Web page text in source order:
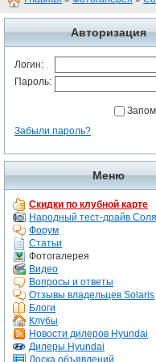
Авторизация
Логин:
Пароль:
Забыли пароль?
Меню
Скидки по клубной карте
Народный тест-драйв
Форум
Статьи
Фотогалерея
Видео
Вопросы и ответы
Отзывы владельцев Solaris
Блоги
Клубы
Новости дилеров Hyundai
Дилеры Hyundai
Доска объявлений